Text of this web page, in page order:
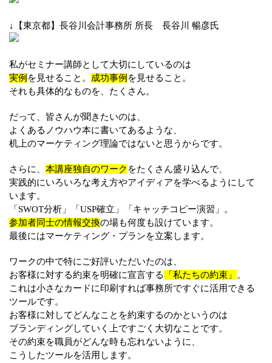
↓【東京都】長谷川会計事務所 所長 長谷川 暢彦氏
私がセミナー講師として大切にしているのは
実例 を見せること。 成功事例 を見せること。
それも具体的なものを、たくさん。
だって、皆さんが聞きたいのは、
よくあるノウハウ本に書いてあるような、
机上のマーケティング理論ではないと思うからです。
さらに、 本講座独自のワーク をたくさん盛り込んで、
実践的にいろいろな考え方やアイディアを学べるようにして
います。
「SWOT分析」「USP確立」「キャッチコピー演習」。
参加者同士の情報交換の場も何度も設けています。
最後にはマーケティング・プランを立案します。
ワークの中で特にご好評いただいたのは、
お客様に対する約束を明確に宣言する
「私たちの約束」
。
これは小さなカードに印刷すれば事務所ですぐに活用できる
ツールです。
お客様に対してどんなことを約束するのかというのは
ブランディングしていく上ですごく大切なことです。
その約束を職員がどんな時も忘れないように、
こうしたツールを活用します。